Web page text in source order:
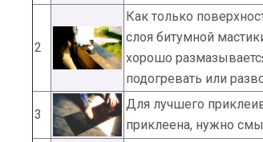
2
Как только
слоя битумной
хорошо
подогревать или
3
Для лучшего
приклеена, нужно